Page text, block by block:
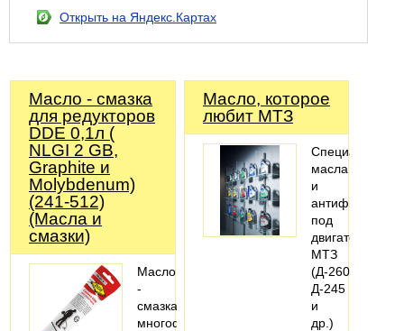
Открыть на Яндекс.Картах
Масло - смазка
для редукторов
DDE 0,1л (
NLGI 2 GB,
Graphite и
Molybdenum)
(241-512)
(Масла и
смазки)
Масло
-
смазка
многофункциональная
Масло, которое
любит МТЗ
Специальные
масла
и
антифризы
под
двигатели
МТЗ
(Д-260,
Д-245
и
др.)